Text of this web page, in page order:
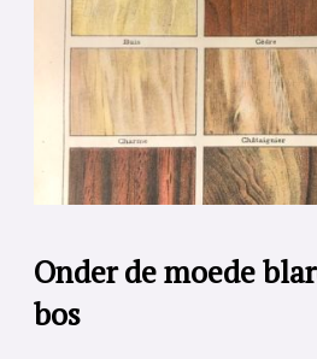
Onder de moede
bos